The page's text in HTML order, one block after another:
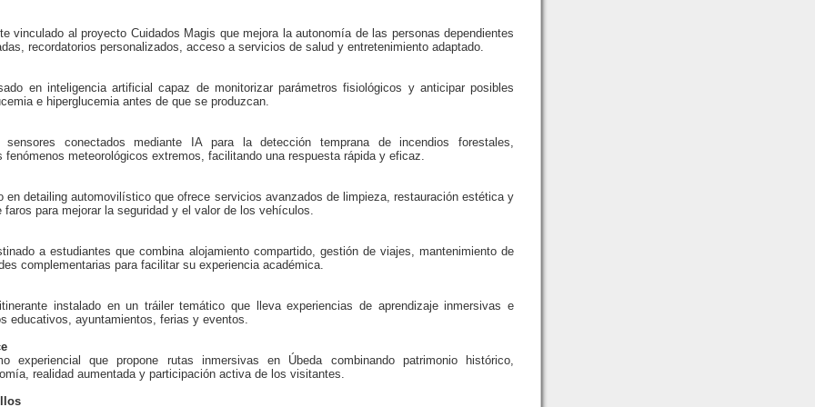
vinculado al proyecto Cuidados Magis que mejora la autonomía de las personas dependientes
recordatorios personalizados, acceso a servicios de salud y entretenimiento adaptado.
en inteligencia artificial capaz de monitorizar parámetros fisiológicos y anticipar posibles
e hiperglucemia antes de que se produzcan.
conectados mediante IA para la detección temprana de incendios forestales,
fenómenos meteorológicos extremos, facilitando una respuesta rápida y eficaz.
en detailing automovilístico que ofrece servicios avanzados de limpieza, restauración estética y
faros para mejorar la seguridad y el valor de los vehículos.
a estudiantes que combina alojamiento compartido, gestión de viajes, mantenimiento de
complementarias para facilitar su experiencia académica.
instalado en un tráiler temático que lleva experiencias de aprendizaje inmersivas e
educativos, ayuntamientos, ferias y eventos.
experiencial que propone rutas inmersivas en Úbeda combinando patrimonio histórico,
realidad aumentada y participación activa de los visitantes.